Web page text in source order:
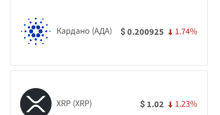
Кардано (АДА) $0.200925 1.74%
XRP (XRP) $ 1.02 1.23%